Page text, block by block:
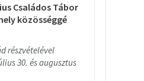
Családos Tábor
közösséggé
részvételével
30. és augusztus